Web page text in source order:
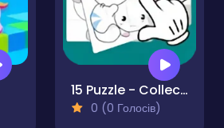
15 Puzzle - Collect a picture
0 (0 Голосів)